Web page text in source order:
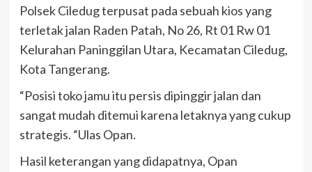
Polsek Ciledug terpusat pada sebuah kios yang
terletak jalan Raden Patah, No 26, Rt 01 Rw 01
Kelurahan Paninggilan Utara, Kecamatan Ciledug,
Kota Tangerang.
“Posisi toko jamu itu persis dipinggir jalan dan
sangat mudah ditemui karena letaknya yang cukup
strategis. “Ulas Opan.
Hasil keterangan yang didapatnya, Opan